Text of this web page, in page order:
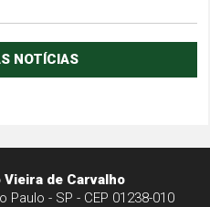
NOTÍCIAS
Vieira de Carvalho
Paulo - SP - CEP 01238-010